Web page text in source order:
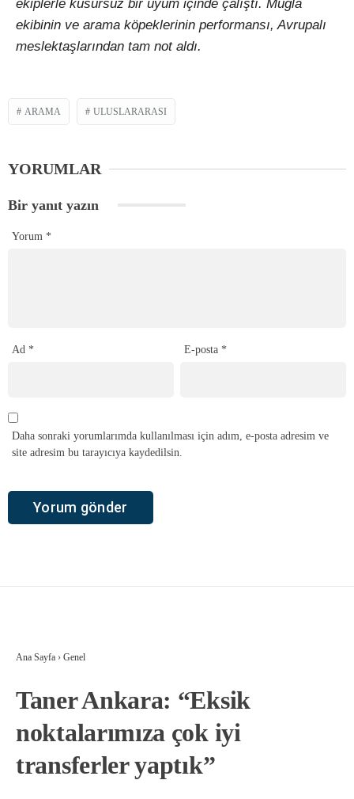
ekiplerle kusursuz bir uyum içinde çalıştı. Muğla
ekibinin ve arama köpeklerinin performansı, Avrupalı
meslektaşlarından tam not aldı.
ARAMA ULUSLARARASI
YORUMLAR
Bir yanıt yazın
Yorum *
Ad * E-posta *
Daha sonraki yorumlarımda kullanılması için adım, e-posta adresim ve
site adresim bu tarayıcıya kaydedilsin.
Ana Sayfa › Genel
Taner Ankara: “Eksik
noktalarımıza çok iyi
transferler yaptık”